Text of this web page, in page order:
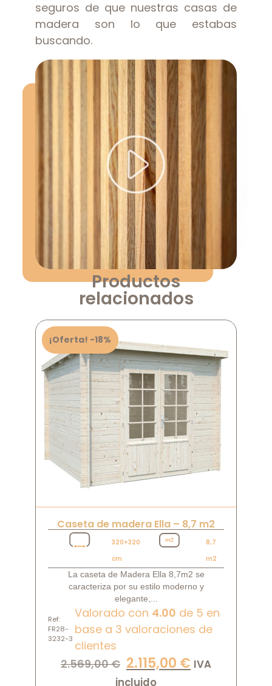
seguros de que nuestras casas de
madera son lo que estabas
buscando.
Productos
relacionados
¡Oferta! -18%
Caseta de madera Ella – 8,7 m2
320×320
cm
8,7
m2
La caseta de Madera Ella 8,7m2 se
caracteriza por su estilo moderno y
elegante,...
Ref:
FR28-
3232-3
Valorado con 4.00 de 5 en
base a 3 valoraciones de
clientes
2.569,00€ 2.115,00 € IVA
incluido